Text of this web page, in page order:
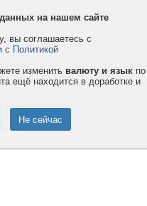
Privacy и Cookie
Помощь
- Все права защищены.
на нашем сайте
вы соглашаетесь с
с Политикой
изменить валюту и язык по
ещё находится в доработке и